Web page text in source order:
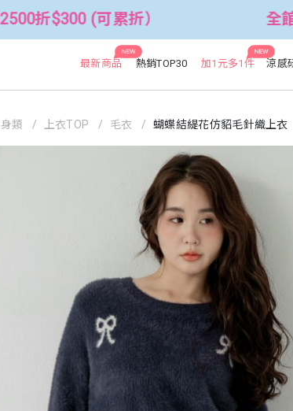
累折） 全館3件88折！
NEW
最新商品 熱銷TOP30
NEW
加1元多1件 涼感
類 上衣TOP 毛衣 蝴蝶結緹花仿貂毛針織上衣